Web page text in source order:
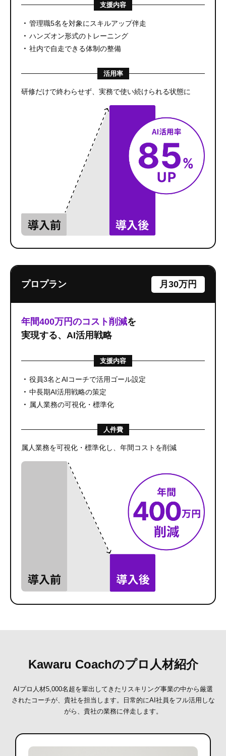
支援内容
管理職5名を対象にスキルアップ伴走
ハンズオン形式のトレーニング
社内で自走できる体制の整備
活用率
研修だけで終わらせず、実務で使い続けられる状態に
プロプラン 月30万円
年間400万円のコスト削減を
実現する、AI活用戦略
支援内容
役員3名とAIコーチで活用ゴール設定
中長期AI活用戦略の策定
属人業務の可視化・標準化
人件費
属人業務を可視化・標準化し、年間コストを削減
Kawaru Coachのプロ人材紹介
AIプロ人材5,000名超を輩出してきたリスキリング事業の中から厳選
されたコーチが、貴社を担当します。
日常的にAI社員をフル活用しな
がら、貴社の業務に伴走します。